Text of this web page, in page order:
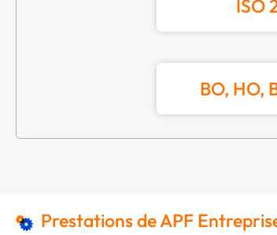
ISO
BO, HO,
Prestations de APF